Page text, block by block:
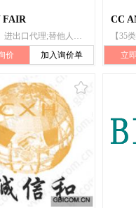
FAIR
【35类】进出口代理;替他人推销;替他人采购(替其他企业购买商品或服务)
价
加入询价单
CC
立